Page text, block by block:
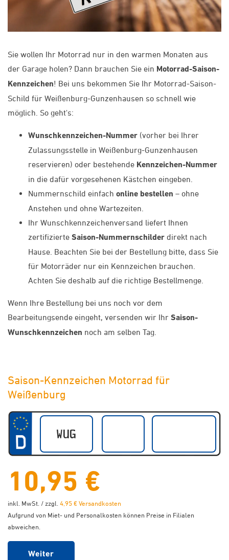
Sie wollen Ihr Motorrad nur in den warmen Monaten aus
der Garage holen? Dann brauchen Sie ein Motorrad-Saison-
Kennzeichen! Bei uns bekommen Sie Ihr Motorrad-Saison-
Schild für Weißenburg-Gunzenhausen so schnell wie
möglich. So geht's:
Wunschkennzeichen-Nummer (vorher bei Ihrer
Zulassungsstelle in Weißenburg-Gunzenhausen
reservieren) oder bestehende Kennzeichen-Nummer
in die dafür vorgesehenen Kästchen eingeben.
Nummernschild einfach online bestellen – ohne
Anstehen und ohne Wartezeiten.
Ihr Wunschkennzeichenversand liefert Ihnen
zertifizierte Saison-Nummernschilder direkt nach
Hause. Beachten Sie bei der Bestellung bitte, dass Sie
für Motorräder nur ein Kennzeichen brauchen.
Achten Sie deshalb auf die richtige Bestellmenge.
Wenn Ihre Bestellung bei uns noch vor dem
Bearbeitungsende eingeht, versenden wir Ihr Saison-
Wunschkennzeichen noch am selben Tag.
Saison-Kennzeichen Motorrad für
Weißenburg
10,95 €
inkl. MwSt. / zzgl. 4,95 € Versandkosten
Aufgrund von Miet- und Personalkosten können Preise in Filialen
abweichen.
Weiter